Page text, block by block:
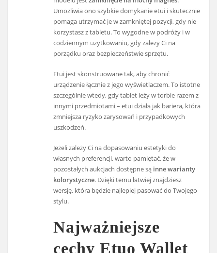
Umożliwia ono szybkie domykanie etui i skutecznie
pomaga utrzymać je w zamkniętej pozycji, gdy nie
korzystasz z tabletu. To wygodne w podróży i w
codziennym użytkowaniu, gdy zależy Ci na
porządku oraz bezpieczeństwie sprzętu.
Etui jest skonstruowane tak, aby chronić
urządzenie łącznie z jego wyświetlaczem. To istotne
szczególnie wtedy, gdy tablet leży w torbie razem z
innymi przedmiotami – etui działa jak bariera, która
zmniejsza ryzyko zarysowań i przypadkowych
uszkodzeń.
Jeżeli zależy Ci na dopasowaniu estetyki do
własnych preferencji, warto pamiętać, że w
pozostałych aukcjach dostępne są inne warianty
kolorystyczne. Dzięki temu łatwiej znajdziesz
wersję, która będzie najlepiej pasować do Twojego
stylu.
Najważniejsze
cechy Etuo Wallet